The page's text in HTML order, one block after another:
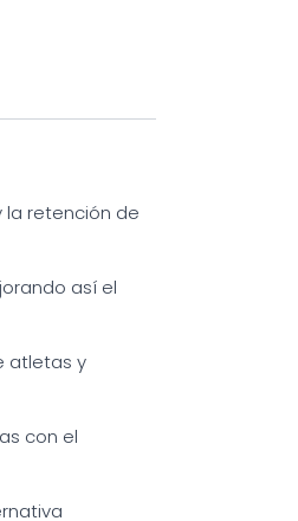
la retención de
así el
atletas y
con el